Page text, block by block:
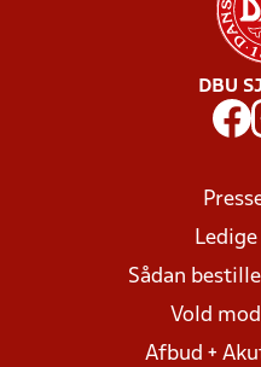
DBU
Sådan
Vold
Afbud +